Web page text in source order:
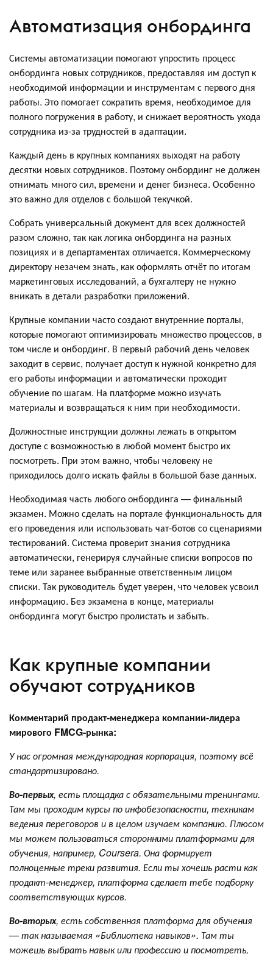
Автоматизация онбординга
Системы автоматизации помогают упростить процесс
онбординга новых сотрудников, предоставляя им доступ к
необходимой информации и инструментам с первого дня
работы. Это помогает сократить время, необходимое для
полного погружения в работу, и снижает вероятность ухода
сотрудника из-за трудностей в адаптации.
Каждый день в крупных компаниях выходят на работу
десятки новых сотрудников. Поэтому онбординг не должен
отнимать много сил, времени и денег бизнеса. Особенно
это важно для отделов с большой текучкой.
Собрать универсальный документ для всех должностей
разом сложно, так как логика онбординга на разных
позициях и в департаментах отличается. Коммерческому
директору незачем знать, как оформлять отчёт по итогам
маркетинговых исследований, а бухгалтеру не нужно
вникать в детали разработки приложений.
Крупные компании часто создают внутренние порталы,
которые помогают оптимизировать множество процессов, в
том числе и онбординг. В первый рабочий день человек
заходит в сервис, получает доступ к нужной конкретно для
его работы информации и автоматически проходит
обучение по шагам. На платформе можно изучать
материалы и возвращаться к ним при необходимости.
Должностные инструкции должны лежать в открытом
доступе с возможностью в любой момент быстро их
посмотреть. При этом важно, чтобы человеку не
приходилось долго искать файлы в большой базе данных.
Необходимая часть любого онбординга — финальный
экзамен. Можно сделать на портале функциональность для
его проведения или использовать чат-ботов со сценариями
тестирований. Система проверит знания сотрудника
автоматически, генерируя случайные списки вопросов по
теме или заранее выбранные ответственным лицом
списки. Так руководитель будет уверен, что человек усвоил
информацию. Без экзамена в конце, материалы
онбординга могут быстро пролистать и забыть.
Как крупные компании
обучают сотрудников
Комментарий продакт-менеджера компании-лидера
мирового FMCG-рынка:
У нас огромная международная корпорация, поэтому всё
стандартизировано.
Во-первых, есть площадка с обязательными тренингами.
Там мы проходим курсы по инфобезопасности, техникам
ведения переговоров и в целом изучаем компанию. Плюсом
мы можем пользоваться сторонними платформами для
обучения, например, Coursera. Она формирует
полноценные треки развития. Если ты хочешь расти как
продакт-менеджер, платформа сделает тебе подборку
соответствующих курсов.
Во-вторых, есть собственная платформа для обучения
— так называемая «Библиотека навыков». Там ты
можешь выбрать навык или профессию и посмотреть,